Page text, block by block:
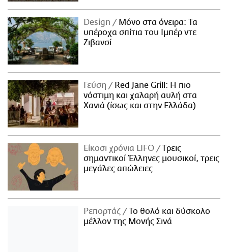
Design
Μόνο στα όνειρα: Τα
υπέροχα σπίτια του Ιμπέρ ντε
Ζιβανσί
Γεύση
Red Jane Grill: Η πιο
νόστιμη και χαλαρή αυλή στα
Χανιά (ίσως και στην Ελλάδα)
Είκοσι χρόνια LIFO
Tρεις
σημαντικοί Έλληνες μουσικοί, τρεις
μεγάλες απώλειες
Ρεπορτάζ
Το θολό και δύσκολο
μέλλον της Μονής Σινά